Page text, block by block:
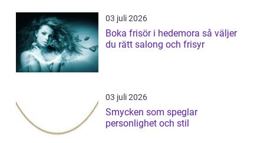
03 juli 2026
Boka frisör i hedemora så väljer
du rätt salong och frisyr
03 juli 2026
Smycken som speglar
personlighet och stil